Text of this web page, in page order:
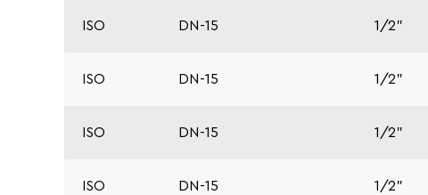
ISO DN-15 1/2"
ISO DN-15 1/2"
ISO DN-15 1/2"
ISO DN-15 1/2"